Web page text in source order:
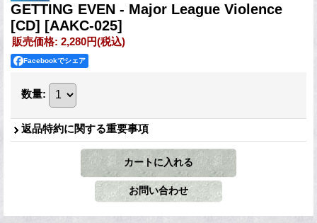
GETTING EVEN - Major League Violence
[CD] [AAKC-025]
販売価格: 2,280円(税込)
Facebookでシェア
数量:
返品特約に関する重要事項